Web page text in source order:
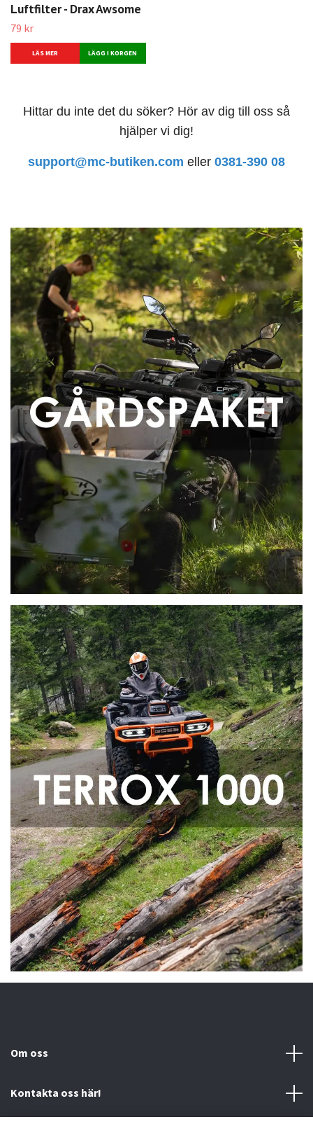
Luftfilter - Drax Awsome
79 kr
LÄS MER
Hittar du inte det du söker? Hör av dig till oss så
hjälper vi dig!
support@mc-butiken.com eller 0381-390 08
Om oss
Kontakta oss här!